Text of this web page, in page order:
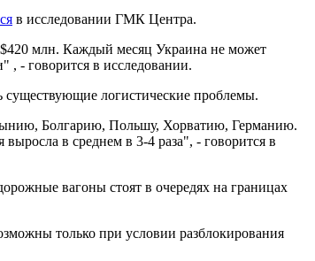
в исследовании ГМК Центра.
$420 млн. Каждый месяц Украина не может
, - говорится в исследовании.
логистические проблемы.
Болгарию, Польшу, Хорватию, Германию.
выросла в среднем в 3-4 раза", - говорится в
вагоны стоят в очередях на границах
только при условии разблокирования